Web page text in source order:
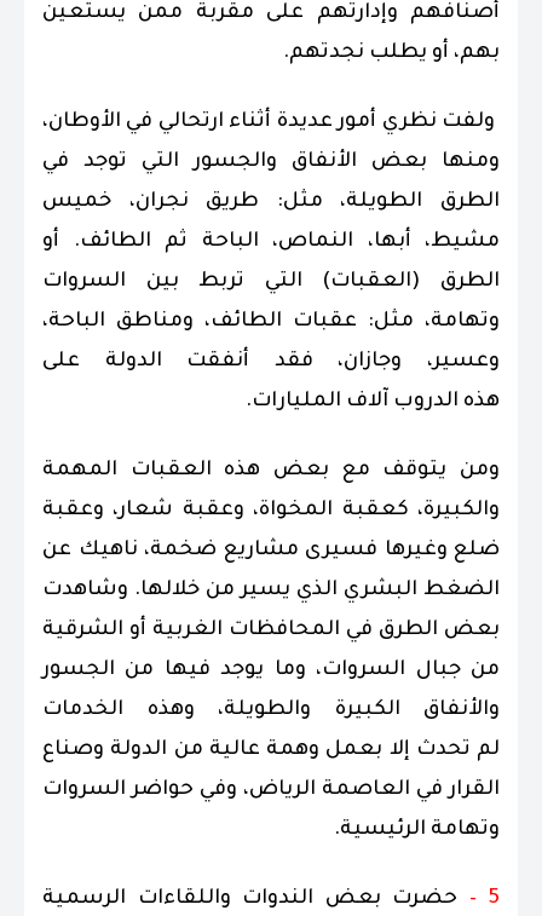
أصنافهم وإدارتهم على مقربة ممن يستعين
بهم، أو يطلب نجدتهم.
ولفت نظري أمور عديدة أثناء ارتحالي في الأوطان،
ومنها بعض الأنفاق والجسور التي توجد في
الطرق الطويلة، مثل: طريق نجران، خميس
مشيط، أبها، النماص، الباحة ثم الطائف. أو
الطرق (العقبات) التي تربط بين السروات
وتهامة، مثل: عقبات الطائف، ومناطق الباحة،
وعسير، وجازان، فقد أنفقت الدولة على
هذه الدروب آلاف المليارات.
ومن يتوقف مع بعض هذه العقبات المهمة
والكبيرة، كعقبة المخواة، وعقبة شعار، وعقبة
ضلع وغيرها فسيرى مشاريع ضخمة، ناهيك عن
الضغط البشري الذي يسير من خلالها. وشاهدت
بعض الطرق في المحافظات الغربية أو الشرقية
من جبال السروات، وما يوجد فيها من الجسور
والأنفاق الكبيرة والطويلة، وهذه الخدمات
لم تحدث إلا بعمل وهمة عالية من الدولة وصناع
القرار في العاصمة الرياض، وفي حواضر السروات
وتهامة الرئيسية.
5 – حضرت بعض الندوات واللقاءات الرسمية